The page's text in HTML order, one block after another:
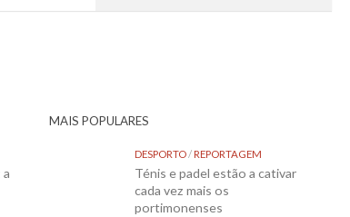
MAIS POPULARES
DESPORTO/REPORTAGEM
Ténis e padel estão a cativar
cada vez mais os
portimonenses